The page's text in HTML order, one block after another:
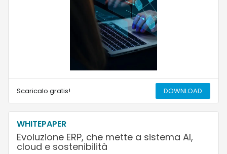
Scaricalo gratis! DOWNLOAD
WHITEPAPER
Evoluzione ERP, che mette a sistema AI,
cloud e sostenibilità